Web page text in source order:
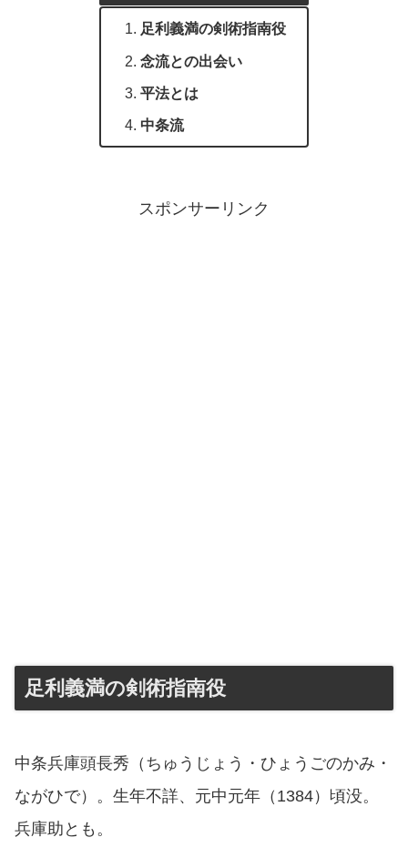
足利義満の剣術指南役
念流との出会い
平法とは
中条流
スポンサーリンク
足利義満の剣術指南役
中条兵庫頭長秀（ちゅうじょう・ひょうごのかみ・
ながひで）。生年不詳、元中元年（1384）頃没。
兵庫助とも。